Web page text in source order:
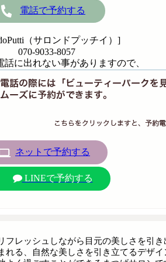
電話で予約する
（サロンドプッチイ）]
070-9033-8057
に出れない事がありますので、
ネットで予約する
LINEで予約する
フレッシュしながら目元の美しさを引
れる、自然な美しさを引き立てるデザ